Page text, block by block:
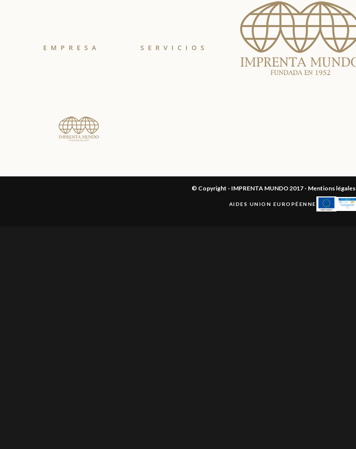
EMPRESA SERVICIOS
© Copyright - IMPRENTA MUNDO 2017 - Mentions légales
AIDES UNION EUROPÉENNE